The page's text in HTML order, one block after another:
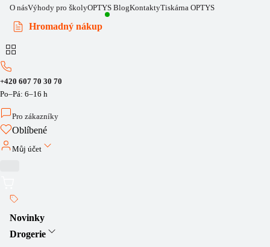
O násVýhody pro školyOPTYS BlogKontaktyTiskárna OPTYS
Hromadný nákup
+420 607 70 30 70
Po–Pá: 6–16 h
Pro zákazníky
Oblíbené
Můj účet
Novinky
Drogerie